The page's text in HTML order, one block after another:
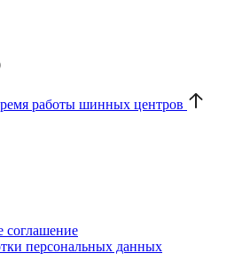
работы шинных центров
соглашение
персональных данных